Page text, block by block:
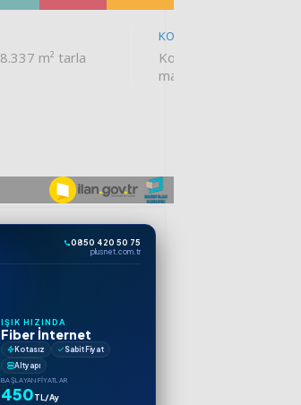
0850 420 50 75
plusnet.com.tr
IŞIK HIZINDA
Fiber İnternet
Kotasız
Sabit Fiyat
Altyapı
BAŞLAYAN FIYATLAR
450TL/Ay